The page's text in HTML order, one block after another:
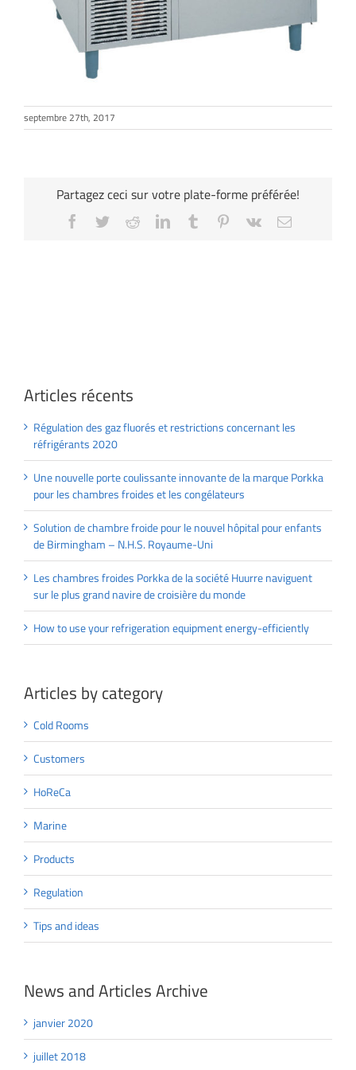
septembre 27th, 2017
Partagez ceci sur votre plate-forme préférée!
Facebook
TwitterRedditLinkedInTumblrPinterest
Vk Email
Articles récents
Régulation des gaz fluorés et restrictions concernant les
réfrigérants 2020
Une nouvelle porte coulissante innovante de la marque Porkka
pour les chambres froides et les congélateurs
Solution de chambre froide pour le nouvel hôpital pour enfants
de Birmingham – N.H.S. Royaume-Uni
Les chambres froides Porkka de la société Huurre naviguent
sur le plus grand navire de croisière du monde
How to use your refrigeration equipment energy-efficiently
Articles by category
Cold Rooms
Customers
HoReCa
Marine
Products
Regulation
Tips and ideas
News and Articles Archive
janvier 2020
juillet 2018